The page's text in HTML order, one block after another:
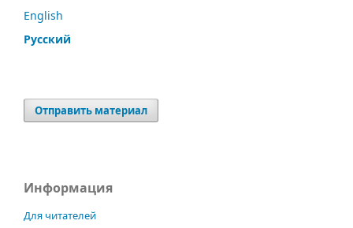
English
Русский
Отправить материал
Информация
Для читателей